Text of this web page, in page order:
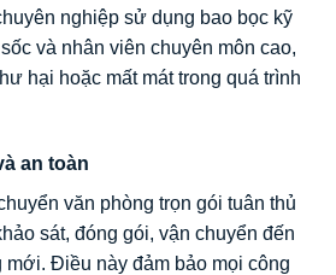
nghiệp sử dụng bao bọc kỹ
và nhân viên chuyên môn cao,
hại hoặc mất mát trong quá trình
an toàn
văn phòng trọn gói tuân thủ
sát, đóng gói, vận chuyển đến
mới. Điều này đảm bảo mọi công